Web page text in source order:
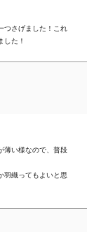
つさげました！これ
した！
薄い様なので、普段
羽織ってもよいと思